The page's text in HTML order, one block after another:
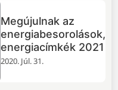
Megújulnak az
energiabesorolások,
energiacímkék 2021
2020. Júl. 31.